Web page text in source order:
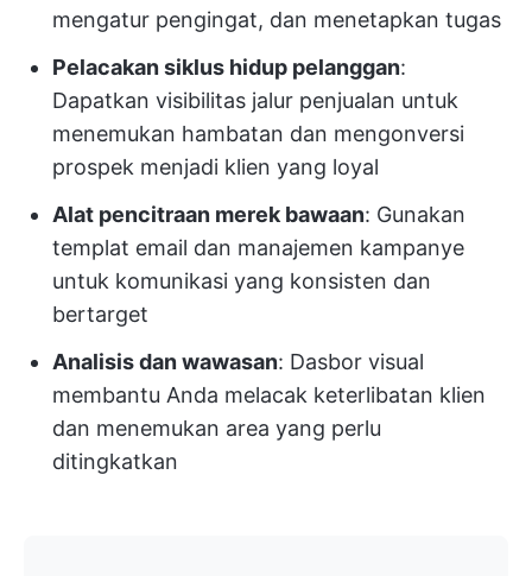
mengatur pengingat, dan menetapkan tugas
Pelacakan siklus hidup pelanggan:
Dapatkan visibilitas jalur penjualan untuk
menemukan hambatan dan mengonversi
prospek menjadi klien yang loyal
Alat pencitraan merek bawaan: Gunakan
templat email dan manajemen kampanye
untuk komunikasi yang konsisten dan
bertarget
Analisis dan wawasan: Dasbor visual
membantu Anda melacak keterlibatan klien
dan menemukan area yang perlu
ditingkatkan